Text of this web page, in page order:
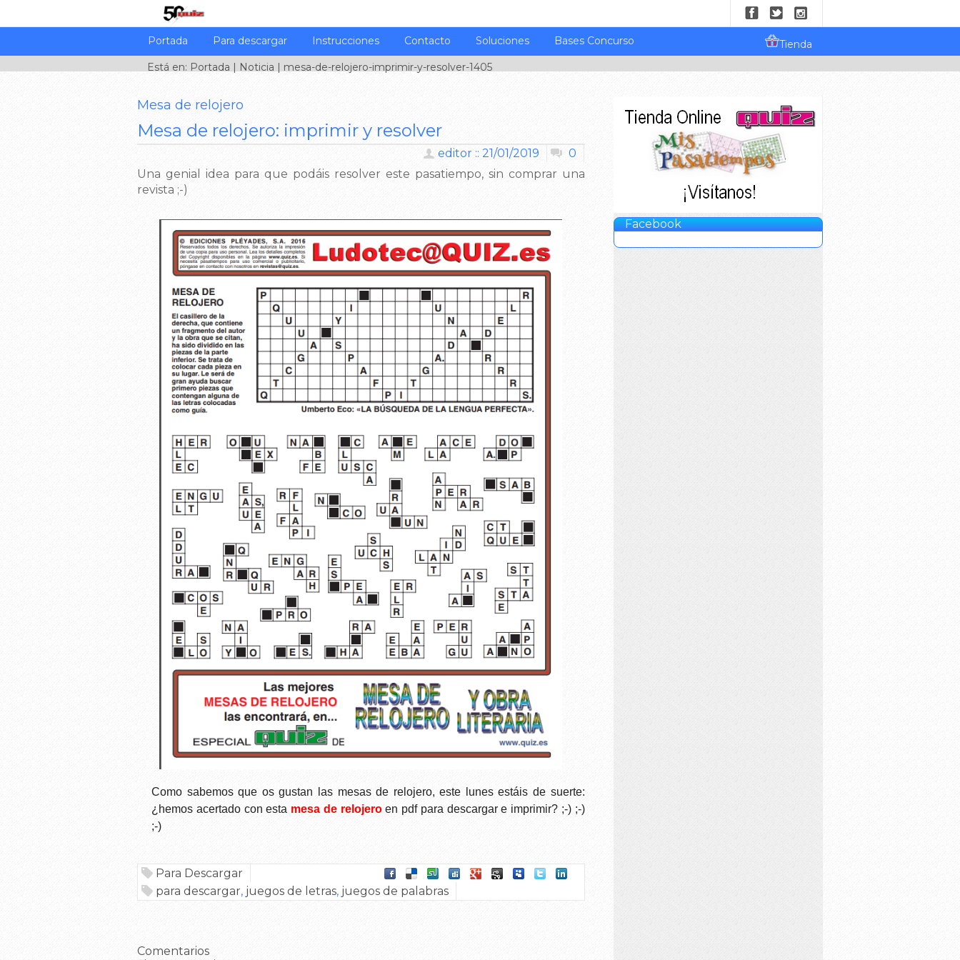
Portada Para descargar Instrucciones Contacto Soluciones Bases Concurso
Tienda
Está en: Portada | Noticia | mesa-de-relojero-imprimir-y-resolver-1405
Mesa de relojero
Mesa de relojero: imprimir y resolver
0
editor :: 21/01/2019
Una genial idea para que podáis resolver este pasatiempo, sin comprar una
revista ;-)
Como sabemos que os gustan las mesas de relojero, este lunes estáis de suerte:
¿hemos acertado con esta mesa de relojeroen pdf para descargar e imprimir? ;-) ;-)
;-)
Para Descargar
para descargar, juegos de letras, juegos de palabras
Comentarios
Facebook